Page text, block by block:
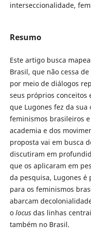
interseccionalidade,
Resumo
Este artigo busca
Brasil, que não cessa
por meio de diálogos
seus próprios conceitos
que Lugones fez da sua
feminismos brasileiros
academia e dos
proposta vai em busca
discutiram em
que os aplicaram em
da pesquisa, Lugones
para os feminismos
abarcam
o locusdas linhas
também no Brasil.